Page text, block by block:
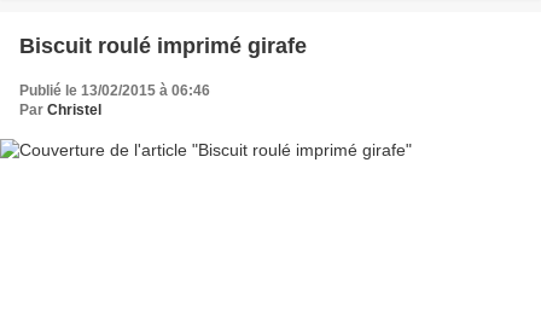
Biscuit roulé imprimé girafe
Publié le 13/02/2015 à 06:46
Par Christel